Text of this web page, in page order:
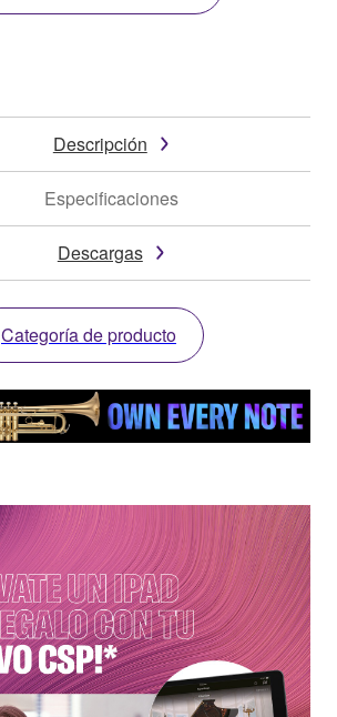
Descripción
Especificaciones
Descargas
Categoría de producto